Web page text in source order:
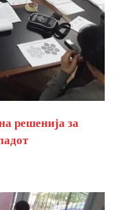
решенија за